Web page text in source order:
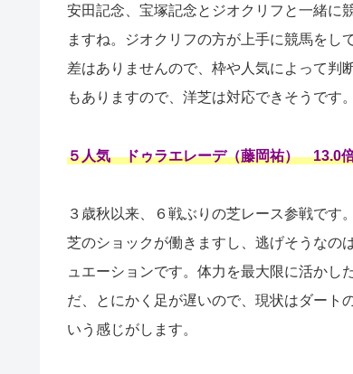
安田記念、宝塚記念とジオクリフと一緒に
ますね。ジオクリフの方が上手に競馬をし
差はありませんので、枠や人気によって判
もありますので、洋芝は対応できそうです。
５人気 ドゥラエレーデ（藤岡祐） 13.0
３歳秋以来、６戦ぶりの芝レース参戦で
芝のショックが働きますし、逃げそうなの
ュエーションです。体力を最大限に活かし
だ、とにかく足が遅いので、現状はダート
いう感じがします。